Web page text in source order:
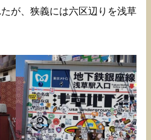
が、狭義には六区辺りを浅草